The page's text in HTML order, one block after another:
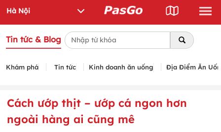
Tin tức & Blog
Khám phá Tin tức Kinh doanh ăn uống Địa Điểm Ăn
Cách ướp thịt – ướp cá ngon hơn
ngoài hàng ai cũng mê